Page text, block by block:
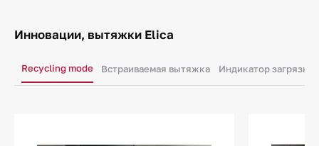
Инновации, вытяжки Elica
Recycling mode Встраиваемая вытяжка Индикатор